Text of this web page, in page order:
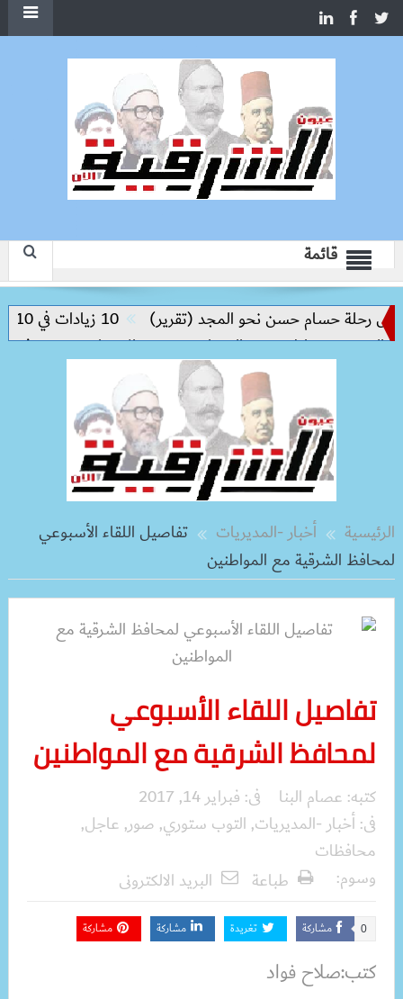
قائمة
رحلة حسام حسن نحو المجد (تقرير)
10 زيادات في 10 سنوات.. هل حان الوقت لرفع دعم البنزين نهائيا؟
من مخاطر مرض السعار
وزيرة الإسكان تسرّع توفيق
الرئيسية أخبار -المديريات
تفاصيل اللقاء الأسبوعي
لمحافظ الشرقية مع المواطنين
تفاصيل اللقاء الأسبوعي
لمحافظ الشرقية مع المواطنين
كتبه: عصام البنا فى: فبراير 14, 2017
فى:أخبار -المديريات, التوب ستوري, صور, عاجل,
محافظات
وسوم:
طباعة البريد الالكترونى
مشاركة 0 تغريدة مشاركة مشاركة
كتب:صلاح فواد